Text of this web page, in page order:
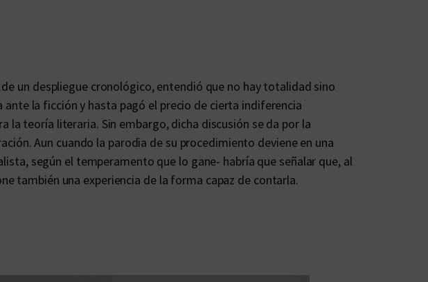
un despliegue cronológico, entendió que no hay totalidad sino
la ficción y hasta pagó el precio de cierta indiferencia
la teoría literaria. Sin embargo, dicha discusión se da por la
Aun cuando la parodia de su procedimiento deviene en una
según el temperamento que lo gane- habría que señalar que, al
también una experiencia de la forma capaz de contarla.